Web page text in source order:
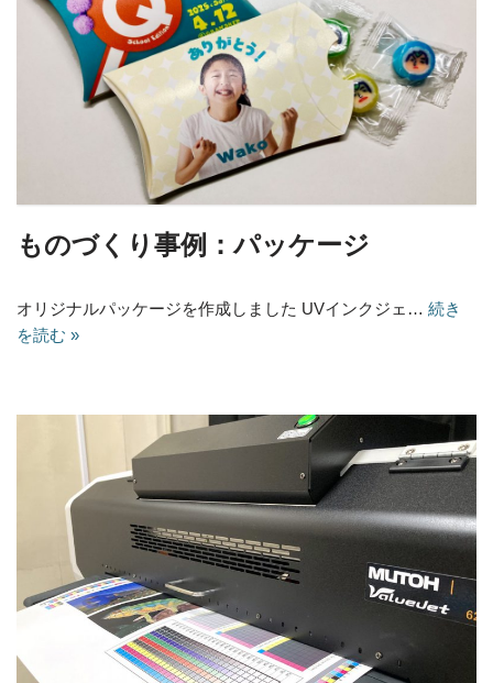
ものづくり事例：パッケージ
オリジナルパッケージを作成しました UVインクジェ… 続き
を読む »